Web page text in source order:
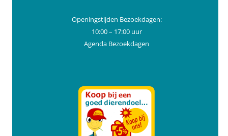
Openingstijden Bezoekdagen:
10:00 – 17:00 uur
Agenda Bezoekdagen